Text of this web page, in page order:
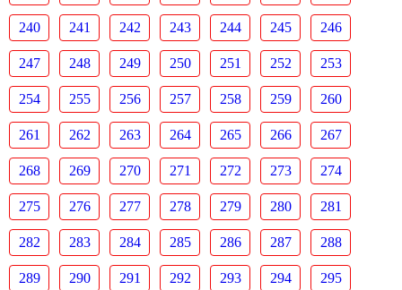
240 241 242 243 244 245 246
247 248 249 250 251 252 253
254 255 256 257 258 259 260
261 262 263 264 265 266 267
268 269 270 271 272 273 274
275 276 277 278 279 280 281
282 283 284 285 286 287 288
289 290 291 292 293 294 295